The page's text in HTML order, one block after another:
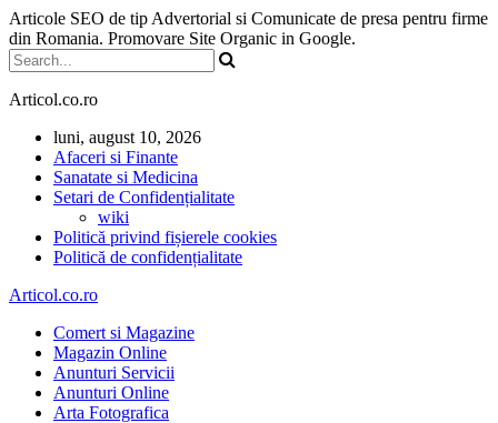
Articole SEO de tip Advertorial si Comunicate de presa pentru firme
din Romania. Promovare Site Organic in Google.
Articol.co.ro
luni, august 10, 2026
Afaceri si Finante
Sanatate si Medicina
Setari de Confidențialitate
wiki
Politică privind fișierele cookies
Politică de confidențialitate
Articol.co.ro
Comert si Magazine
Magazin Online
Anunturi Servicii
Anunturi Online
Arta Fotografica